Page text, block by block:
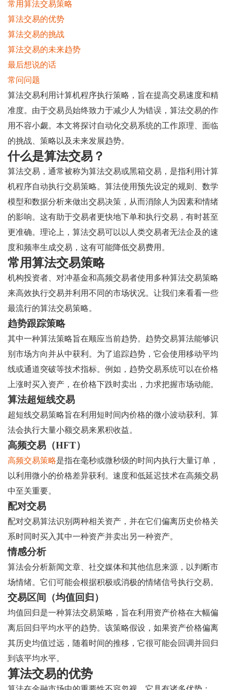
常用算法交易策略
算法交易的优势
算法交易的挑战
算法交易的未来趋势
最后想说的话
常问问题
算法交易利用计算机程序执行策略，旨在提高交易速度和精
准度。由于交易员始终致力于减少人为错误，算法交易的作
用不容小觑。本文将探讨自动化交易系统的工作原理、面临
的挑战、策略以及未来发展趋势。
什么是算法交易？
算法交易，通常被称为算法交易或黑箱交易，是指利用计算
机程序自动执行交易策略。算法使用预先设定的规则、数学
模型和数据分析来做出交易决策，从而消除人为因素和情绪
的影响。这有助于交易者更快地下单和执行交易，有时甚至
更准确。理论上，算法交易可以以人类交易者无法企及的速
度和频率生成交易，这有可能降低交易费用。
常用算法交易策略
机构投资者、对冲基金和高频交易者使用多种算法交易策略
来高效执行交易并利用不同的市场状况。让我们来看看一些
最流行的算法交易策略。
趋势跟踪策略
其中一种算法策略旨在顺应当前趋势。趋势交易算法能够识
别市场方向并从中获利。为了追踪趋势，它会使用移动平均
线或通道突破等技术指标。例如，趋势交易系统可以在价格
上涨时买入资产，在价格下跌时卖出，力求把握市场动能。
算法超短线交易
超短线交易策略旨在利用短时间内价格的微小波动获利。算
法会执行大量小额交易来累积收益。
高频交易（HFT）
高频交易策略是指在毫秒或微秒级的时间内执行大量订单，
以利用微小的价格差异获利。速度和低延迟技术在高频交易
中至关重要。
配对交易
配对交易算法识别两种相关资产，并在它们偏离历史价格关
系时同时买入其中一种资产并卖出另一种资产。
情感分析
算法会分析新闻文章、社交媒体和其他信息来源，以判断市
场情绪。它们可能会根据积极或消极的情绪信号执行交易。
交易区间（均值回归）
均值回归是一种算法交易策略，旨在利用资产价格在大幅偏
离后回归平均水平的趋势。该策略假设，如果资产价格偏离
其历史均值过远，随着时间的推移，它很可能会回调并回归
到该平均水平。
算法交易的优势